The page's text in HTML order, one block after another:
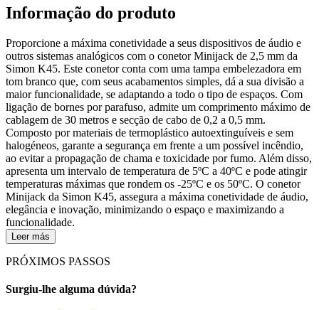
Informação do produto
Proporcione a máxima conetividade a seus dispositivos de áudio e
outros sistemas analógicos com o conetor Minijack de 2,5 mm da
Simon K45. Este conetor conta com uma tampa embelezadora em
tom branco que, com seus acabamentos simples, dá a sua divisão a
maior funcionalidade, se adaptando a todo o tipo de espaços. Com
ligação de bornes por parafuso, admite um comprimento máximo de
cablagem de 30 metros e secção de cabo de 0,2 a 0,5 mm.
Composto por materiais de termoplástico autoextinguíveis e sem
halogéneos, garante a segurança em frente a um possível incêndio,
ao evitar a propagação de chama e toxicidade por fumo. Além disso,
apresenta um intervalo de temperatura de 5ºC a 40ºC e pode atingir
temperaturas máximas que rondem os -25ºC e os 50ºC. O conetor
Minijack da Simon K45, assegura a máxima conetividade de áudio,
elegância e inovação, minimizando o espaço e maximizando a
funcionalidade.
Leer más
PRÓXIMOS PASSOS
Surgiu-lhe alguma dúvida?